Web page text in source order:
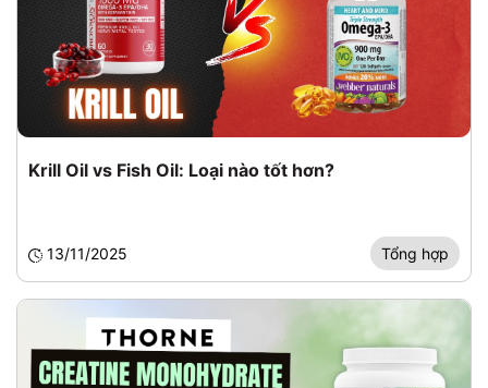
Krill Oil vs Fish Oil: Loại nào tốt hơn?
13/11/2025 Tổng hợp